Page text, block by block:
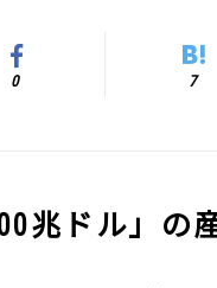
0 7
兆ドル」の